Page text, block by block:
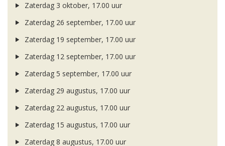
Zaterdag 3 oktober, 17.00 uur
Zaterdag 26 september, 17.00 uur
Zaterdag 19 september, 17.00 uur
Zaterdag 12 september, 17.00 uur
Zaterdag 5 september, 17.00 uur
Zaterdag 29 augustus, 17.00 uur
Zaterdag 22 augustus, 17.00 uur
Zaterdag 15 augustus, 17.00 uur
Zaterdag 8 augustus, 17.00 uur